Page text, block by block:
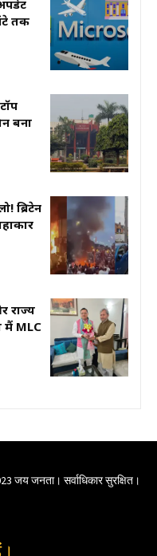
तक
बना
ब्रिटेन
राज्य
मैं MLC
जय जनता। सर्वाधिकार सुरक्षित।